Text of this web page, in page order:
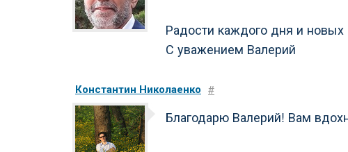
Радости каждого дня и новых
С уважением Валерий
Константин Николаенко #
Благодарю Валерий! Вам